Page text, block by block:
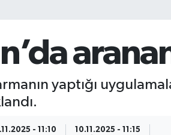
yaptığı
- 11:10 10.11.2025 - 11:15